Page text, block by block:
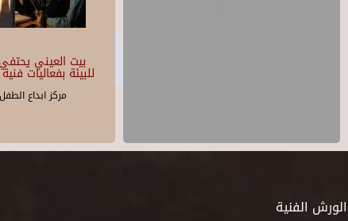
بيت العيني
للبيئة بفعاليات
مركز ابداع
الورش الفنية